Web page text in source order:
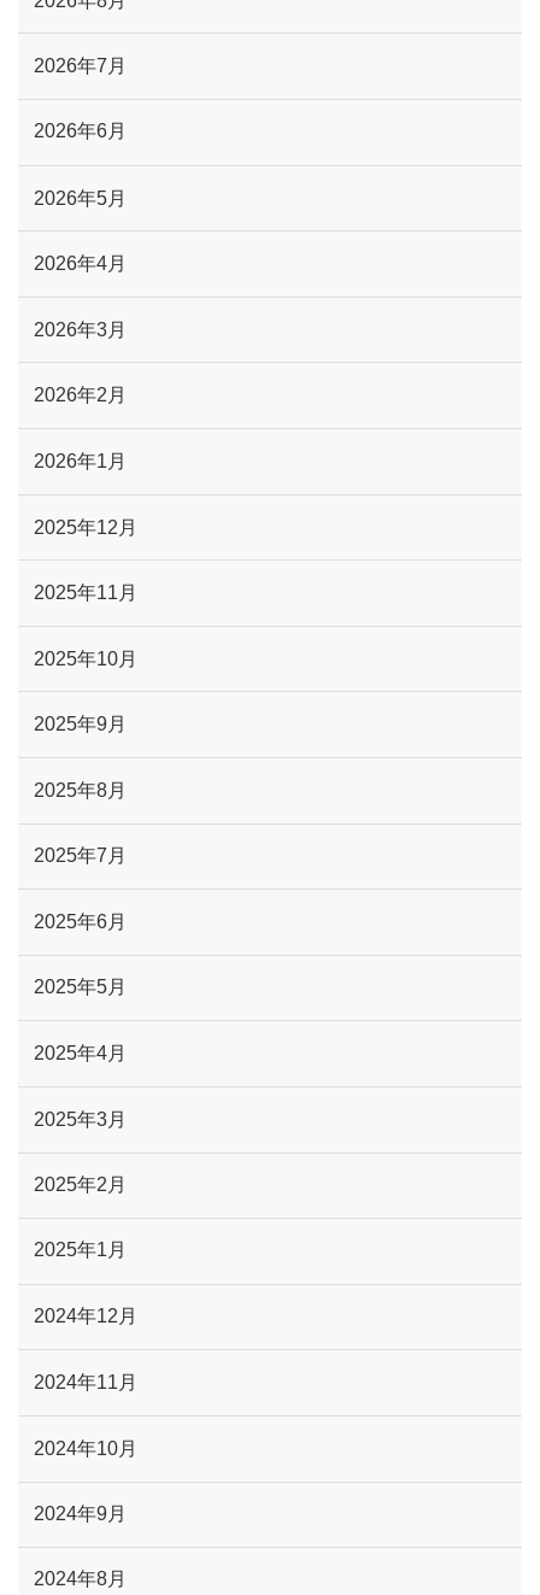
2026年7月
2026年6月
2026年5月
2026年4月
2026年3月
2026年2月
2026年1月
2025年12月
2025年11月
2025年10月
2025年9月
2025年8月
2025年7月
2025年6月
2025年5月
2025年4月
2025年3月
2025年2月
2025年1月
2024年12月
2024年11月
2024年10月
2024年9月
2024年8月